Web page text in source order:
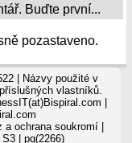
Buďte první...
pozastaveno.
| Názvy použité v
vlastníků.
|
a ochrana soukromí|
S3 | pg(2266)